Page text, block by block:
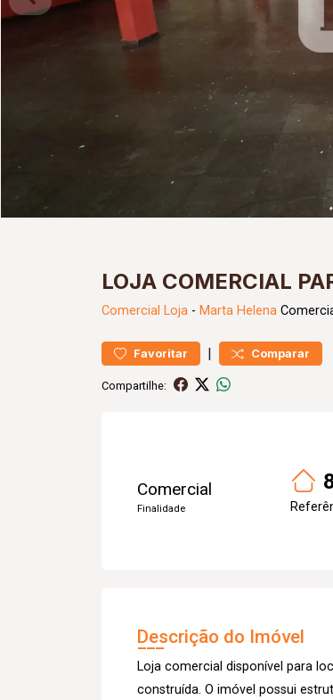
LOJA COMERCIAL
Comercial Loja - Marta Helena
Favoritar | Comparar
Compartilhe:
Comercial
Finalidade
Descrição do Imóvel
Loja comercial disponível para
construída. O imóvel possui